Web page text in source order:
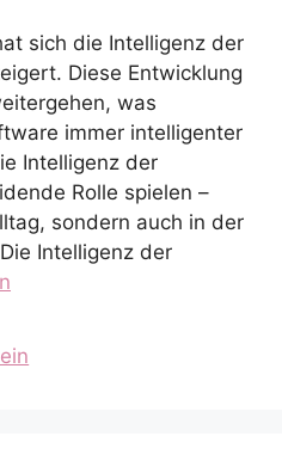
sich die Intelligenz der
Diese Entwicklung
was
immer intelligenter
Intelligenz der
Rolle spielen –
sondern auch in der
Intelligenz der